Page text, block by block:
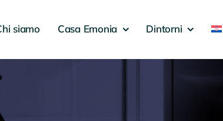
siamo Casa Emonia Dintorni